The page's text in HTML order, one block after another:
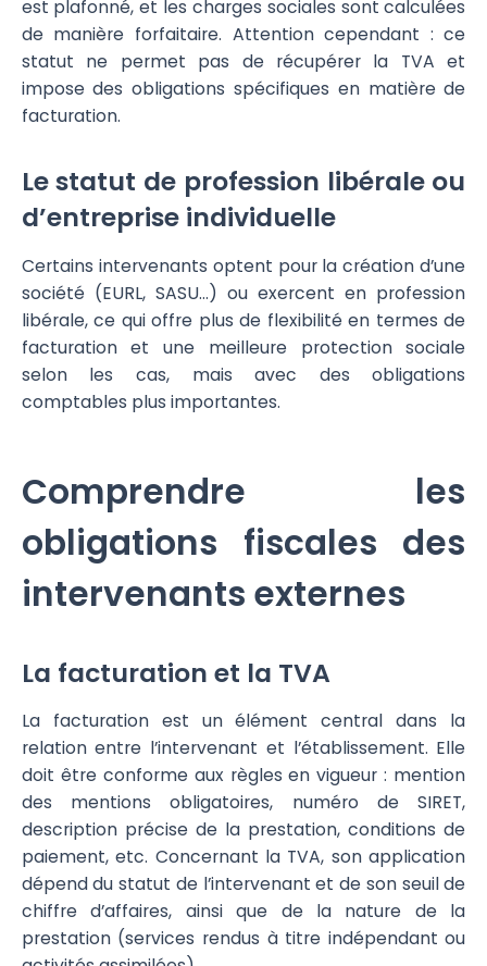
est plafonné, et les charges sociales sont calculées
de manière forfaitaire. Attention cependant : ce
statut ne permet pas de récupérer la TVA et
impose des obligations spécifiques en matière de
facturation.
Le statut de profession libérale ou
d’entreprise individuelle
Certains intervenants optent pour la création d’une
société (EURL, SASU…) ou exercent en profession
libérale, ce qui offre plus de flexibilité en termes de
facturation et une meilleure protection sociale
selon les cas, mais avec des obligations
comptables plus importantes.
Comprendre les
obligations fiscales des
intervenants externes
La facturation et la TVA
La facturation est un élément central dans la
relation entre l’intervenant et l’établissement. Elle
doit être conforme aux règles en vigueur : mention
des mentions obligatoires, numéro de SIRET,
description précise de la prestation, conditions de
paiement, etc. Concernant la TVA, son application
dépend du statut de l’intervenant et de son seuil de
chiffre d’affaires, ainsi que de la nature de la
prestation (services rendus à titre indépendant ou